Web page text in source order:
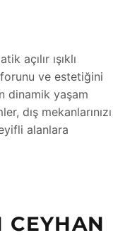
açılır ışıklı
ve estetiğini
dinamik yaşam
dış mekanlarınızı
alanlara
CEYHAN